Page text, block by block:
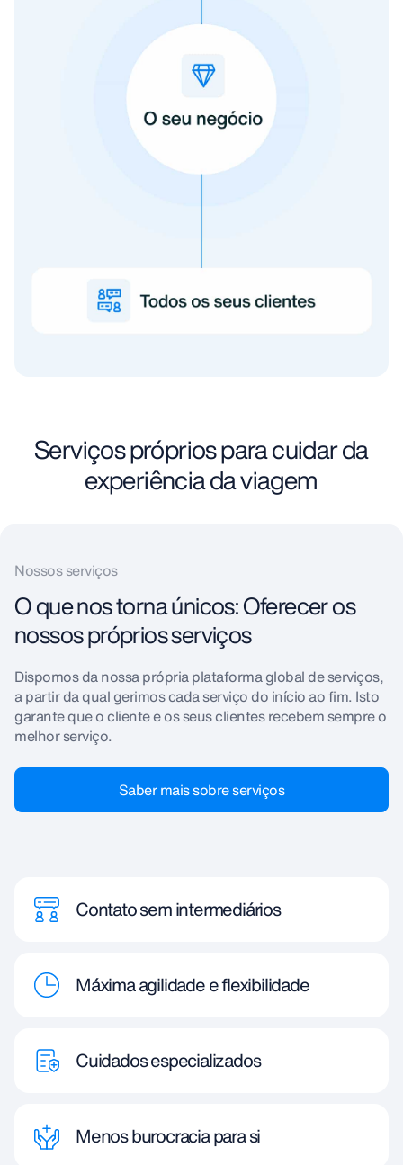
Serviços próprios para cuidar da
experiência da viagem
Nossos serviços
O que nos torna únicos: Oferecer os
nossos próprios serviços
Dispomos da nossa própria plataforma global de serviços,
a partir da qual gerimos cada serviço do início ao fim. Isto
garante que o cliente e os seus clientes recebem sempre o
melhor serviço.
Saber mais sobre serviços
Contato sem intermediários
Máxima agilidade e flexibilidade
Cuidados especializados
Menos burocracia para si